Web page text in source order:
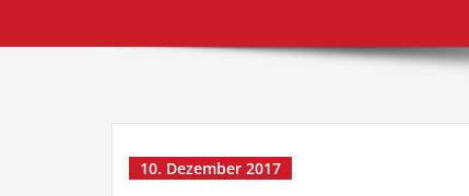
10. Dezember 2017